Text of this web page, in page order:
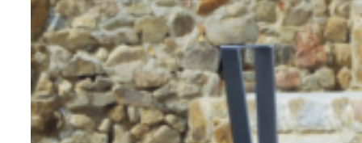
l’ajout d’au moins 10,5 % de chrome. En
effet, cet ajout engendre une couche
protectrice d’oxyde de chrome
l’empêchant, ainsi, de rouiller.
Dans la mesure où le mobilier urbain en
inox ne rouille ni ne s’oxyde, c’est un